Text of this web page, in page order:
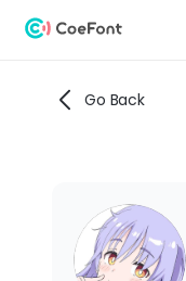
Go Back